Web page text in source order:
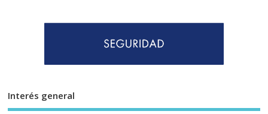
Interés general